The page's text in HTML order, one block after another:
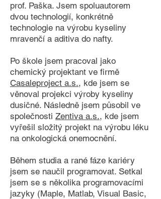
prof. Paška. Jsem spoluautorem
dvou technologií, konkrétně
technologie na výrobu kyseliny
mravenčí a aditiva do nafty.
Po škole jsem pracoval jako
chemický projektant ve firmě
Casaleproject a.s., kde jsem se
věnoval projekci výroby kyseliny
dusičné. Následně jsem působil ve
společnosti Zentiva a.s., kde jsem
vyřešil složitý projekt na výrobu léku
na onkologická onemocnění.
Během studia a rané fáze kariéry
jsem se naučil programovat. Setkal
jsem se s několika programovacími
jazyky (Maple, Matlab, Visual Basic,